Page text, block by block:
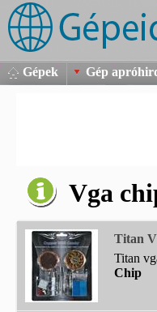
Gépek
Gép
Vga
Titan
Titan
Chip